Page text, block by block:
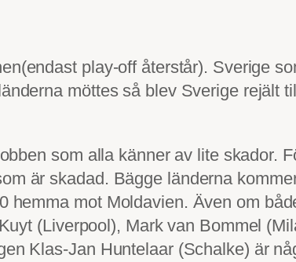
play-off återstår). Sverige
möttes så blev Sverige rejält
som alla känner av lite skador.
är skadad. Bägge länderna
hemma mot Moldavien. Även om
(Liverpool), Mark van Bommel
Klas-Jan Huntelaar (Schalke) är